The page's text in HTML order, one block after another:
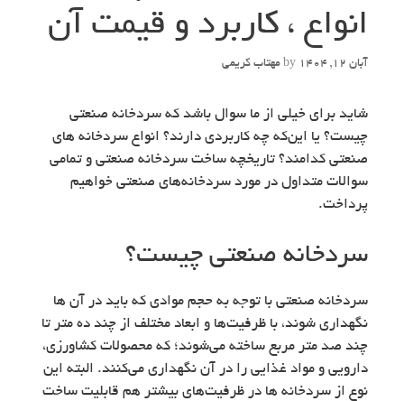
انواع ، کاربرد و قیمت آن
آبان 12, 1404 by مهتاب کریمی
شاید برای خیلی از ما سوال باشد که سردخانه‌ صنعتی
چیست؟ یا این‌که چه کاربردی دارند؟ انواع سردخانه های
صنعتی کدامند؟ تاریخچه ساخت سردخانه‌ صنعتی و تمامی
سوالات متداول در مورد سردخانه‌های صنعتی خواهیم
پرداخت.
سردخانه صنعتی چیست؟
سردخانه‌ صنعتی با توجه به حجم موادی که باید در آن ها
نگهداری شوند، با ظرفیت‌ها و ابعاد مختلف از چند ده متر تا
چند صد متر مربع ساخته می‌شوند؛ که محصولات کشاورزی،
دارویی و مواد غذایی را در آن نگهداری می‌کنند. البته این
نوع از سردخانه ها در ظرفیت‌های بیشتر هم قابلیت ساخت